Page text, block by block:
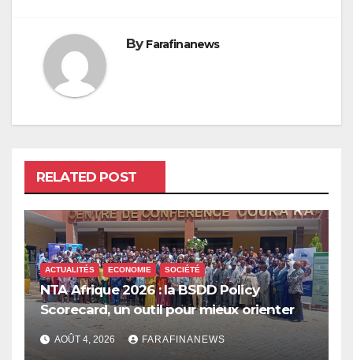
By Farafinanews
RELATED POST
ACTUALITÉS ECONOMIE SOCIÉTÉ
NTA Afrique 2026 : la BSDD Policy
Scorecard, un outil pour mieux orienter
les dépenses publiques
AOÛT 4, 2026 FARAFINANEWS